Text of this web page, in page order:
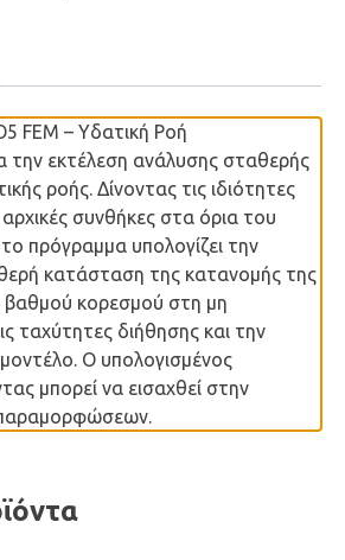
FEM – Υδατική Ροή
την εκτέλεση ανάλυσης σταθερής
ροής. Δίνοντας τις ιδιότητες
αρχικές συνθήκες στα όρια του
πρόγραμμα υπολογίζει την
κατάσταση της κατανομής της
βαθμού κορεσμού στη μη
ταχύτητες διήθησης και την
Ο υπολογισμένος
μπορεί να εισαχθεί στην